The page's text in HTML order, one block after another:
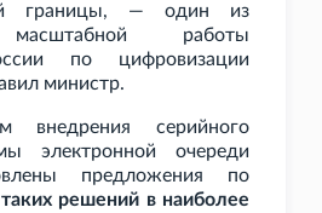
границы, — один из
масштабной работы
по цифровизации
министр.
внедрения серийного
электронной очереди
предложения по
решений в наиболее